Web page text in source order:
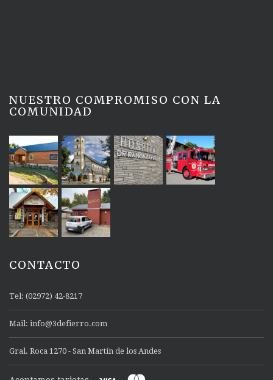
NUESTRO COMPROMISO CON LA
COMUNIDAD
CONTACTO
Tel: (02972) 42-8217
Mail: info@3defierro.com
Gral. Roca 1270 - San Martín de los Andes